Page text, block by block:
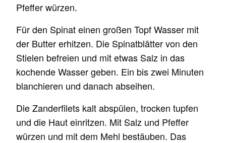
Pfeffer würzen.
Für den Spinat einen großen Topf Wasser mit
der Butter erhitzen. Die Spinatblätter von den
Stielen befreien und mit etwas Salz in das
kochende Wasser geben. Ein bis zwei Minuten
blanchieren und danach abseihen.
Die Zanderfilets kalt abspülen, trocken tupfen
und die Haut einritzen. Mit Salz und Pfeffer
würzen und mit dem Mehl bestäuben. Das